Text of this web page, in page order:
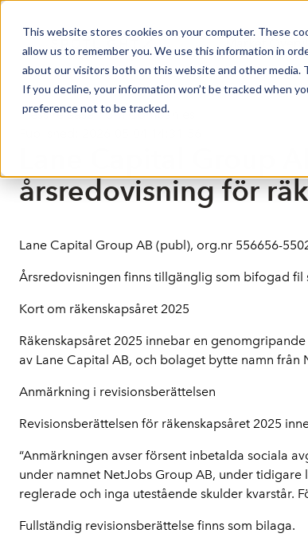
This website stores cookies on your computer. These
allow us to remember you. We use this information in
about our visitors both on this website and other media.
If you decline, your information won’t be tracked when
preference not to be tracked.
Press release from Companies
Lane Capital Group
årsredovisning för
Lane Capital Group AB (publ), org.nr 556656-
Årsredovisningen finns tillgänglig som bifogad fil
Kort om räkenskapsåret 2025
Räkenskapsåret 2025 innebar en
av Lane Capital AB, och bolaget bytte namn
Anmärkning i revisionsberättelsen
Revisionsberättelsen för räkenskapsåret 2025
“Anmärkningen avser försent inbetalda sociala
under namnet NetJobs Group AB, under
reglerade och inga utestående skulder kvarstår.
Fullständig revisionsberättelse finns som bilaga.